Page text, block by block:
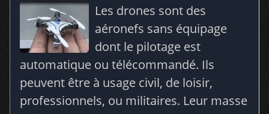
Les drones sont des
aéronefs sans équipage
dont le pilotage est
automatique ou télécommandé. Ils
peuvent être à usage civil, de loisir,
professionnels, ou militaires. Leur masse